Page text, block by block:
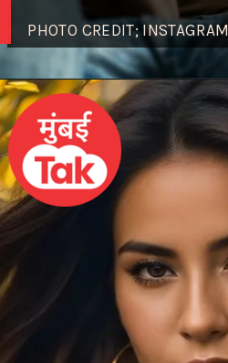
PHOTO CREDIT; INSTAGRAM